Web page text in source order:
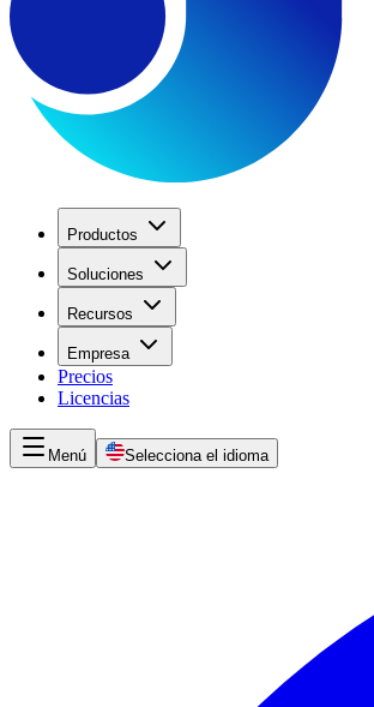
Productos
Soluciones
Recursos
Empresa
Precios
Licencias
Menú Selecciona el idioma